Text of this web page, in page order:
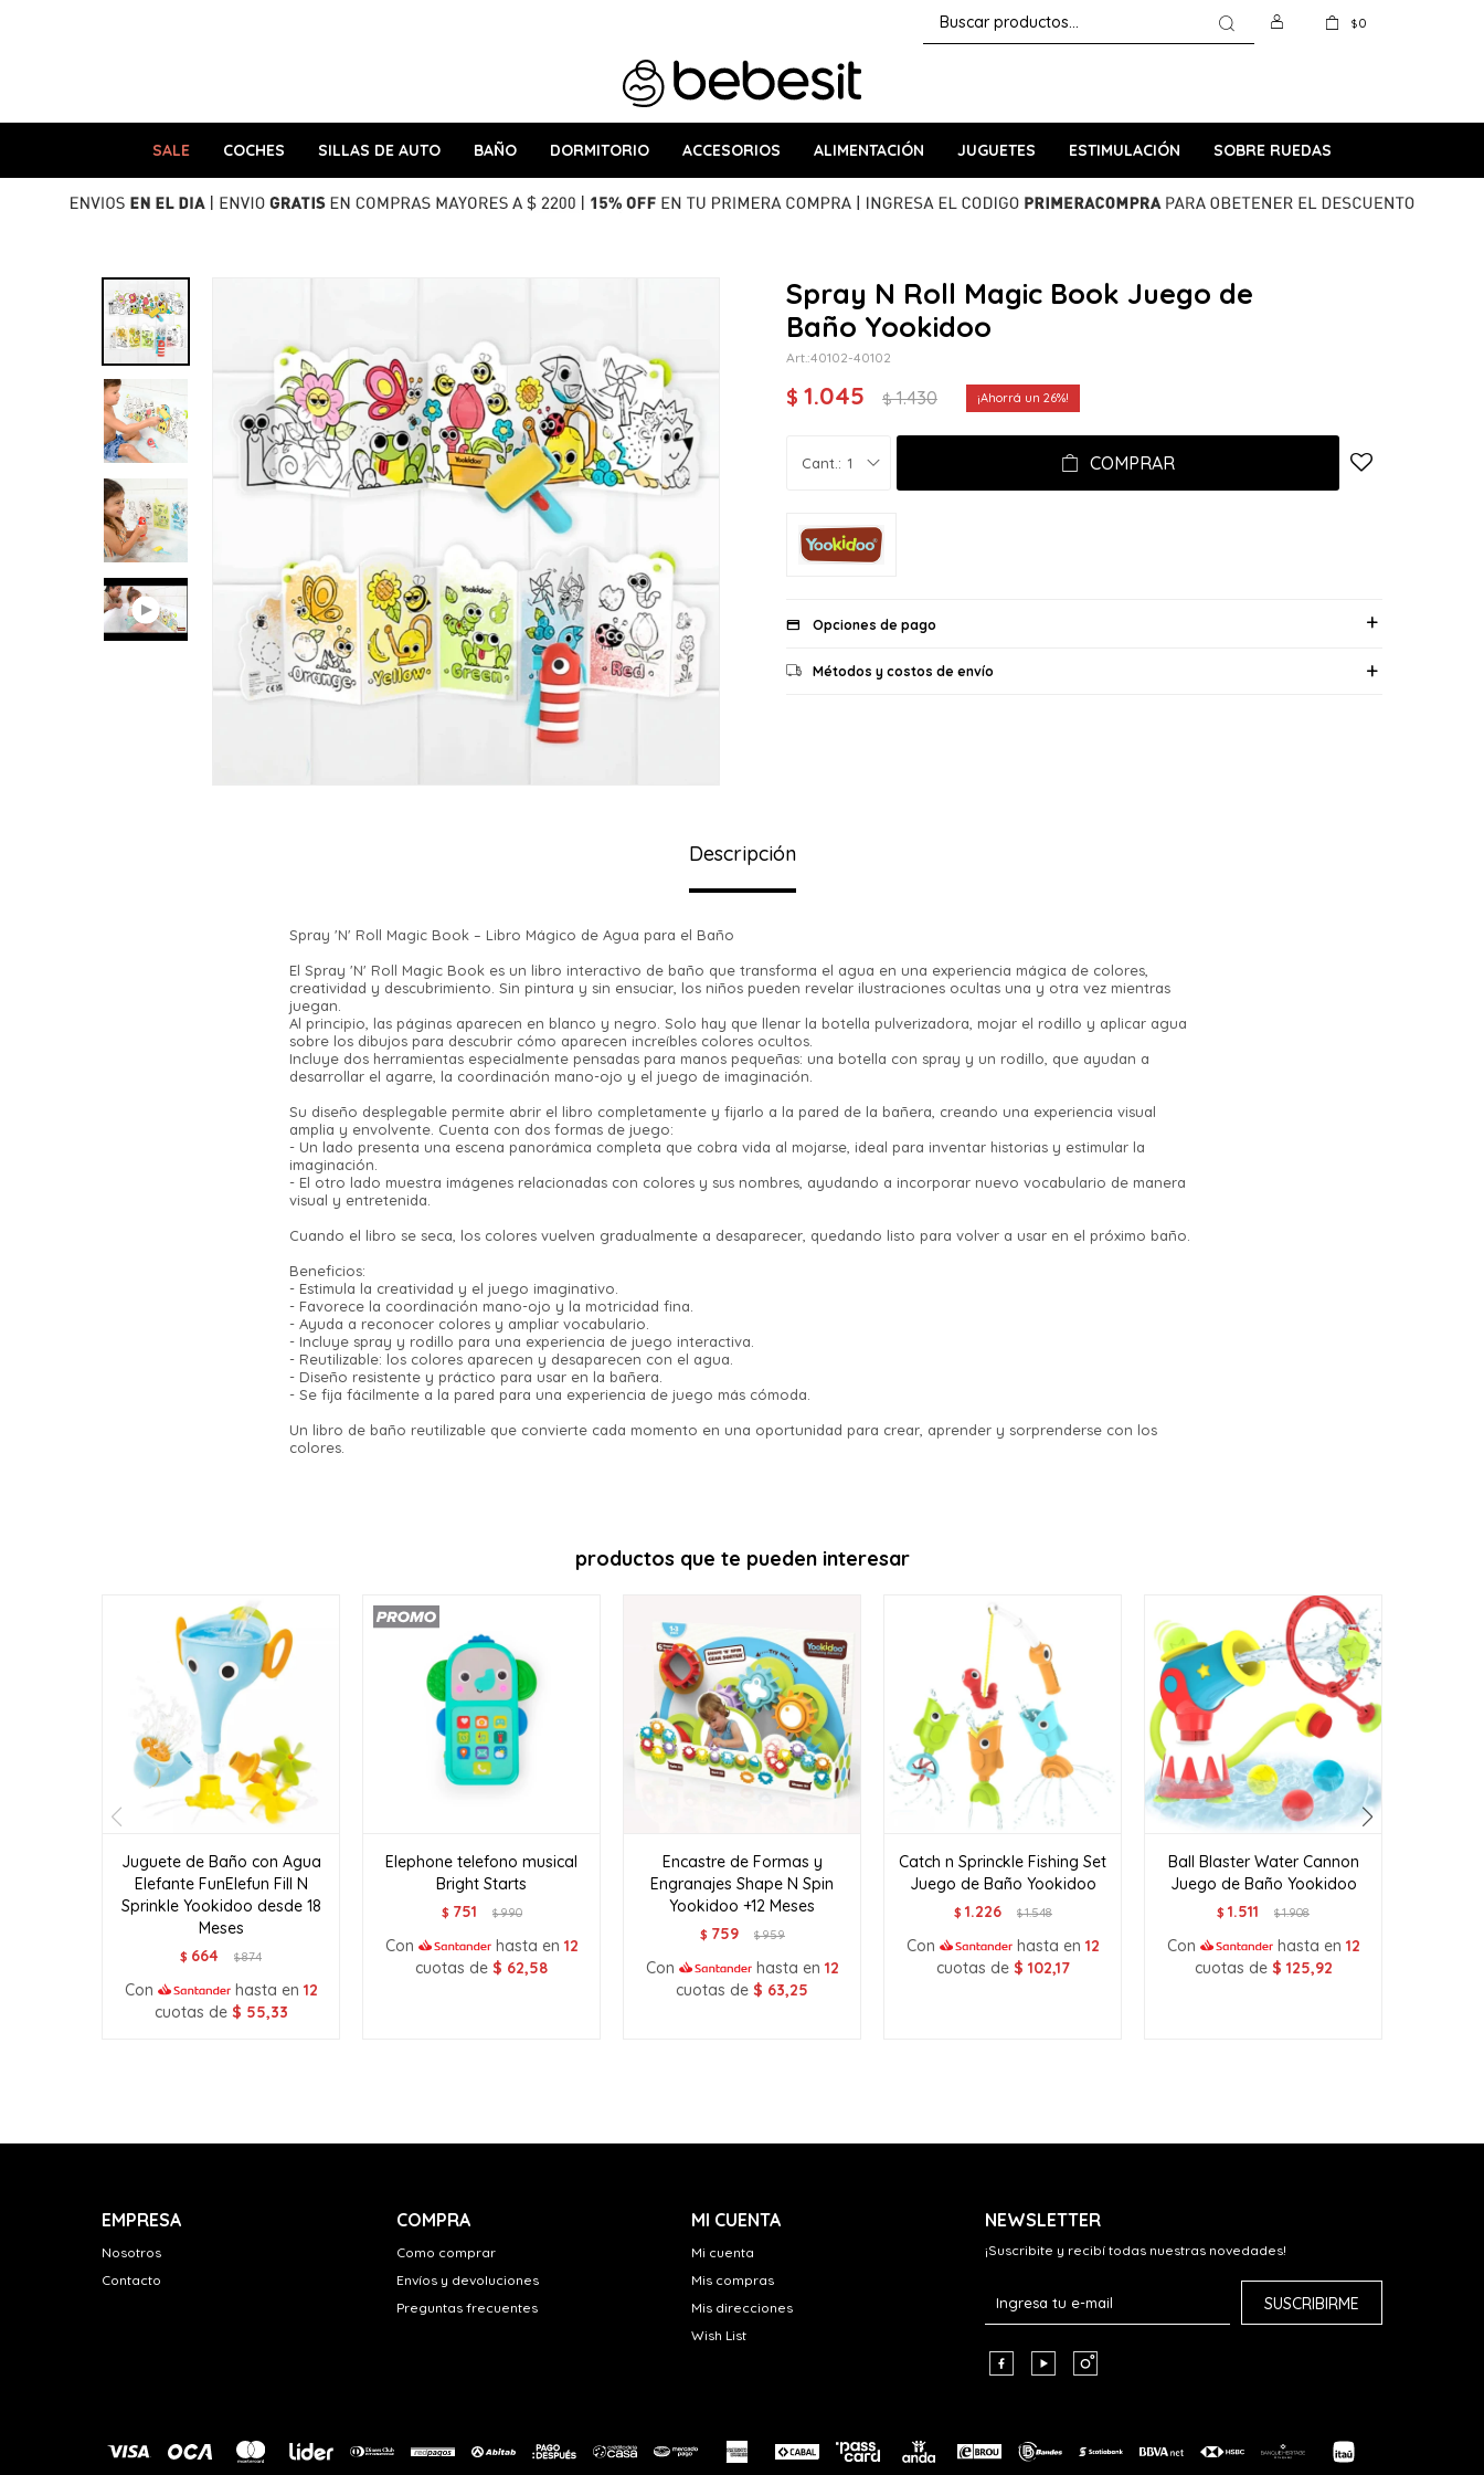
SALE COCHES SILLAS DE AUTO BAÑO DORMITORIO ACCESORIOS ALIMENTACIÓN JUGUETES ESTIMULACIÓN SOBRE RUEDAS
$0
Spray N Roll Magic Book Juego de
Baño Yookidoo
40102-40102
$ 1.045 $ 1.430 26
1 COMPRAR
Opciones de pago
Métodos y costos de envío
Descripción
Spray 'N' Roll Magic Book – Libro Mágico de Agua para el Baño
El Spray 'N' Roll Magic Book es un libro interactivo de baño que transforma el agua en una experiencia mágica de colores,
creatividad y descubrimiento. Sin pintura y sin ensuciar, los niños pueden revelar ilustraciones ocultas una y otra vez mientras
juegan.
Al principio, las páginas aparecen en blanco y negro. Solo hay que llenar la botella pulverizadora, mojar el rodillo y aplicar agua
sobre los dibujos para descubrir cómo aparecen increíbles colores ocultos.
Incluye dos herramientas especialmente pensadas para manos pequeñas: una botella con spray y un rodillo, que ayudan a
desarrollar el agarre, la coordinación mano-ojo y el juego de imaginación.
Su diseño desplegable permite abrir el libro completamente y fijarlo a la pared de la bañera, creando una experiencia visual
amplia y envolvente. Cuenta con dos formas de juego:
- Un lado presenta una escena panorámica completa que cobra vida al mojarse, ideal para inventar historias y estimular la
imaginación.
- El otro lado muestra imágenes relacionadas con colores y sus nombres, ayudando a incorporar nuevo vocabulario de manera
visual y entretenida.
Cuando el libro se seca, los colores vuelven gradualmente a desaparecer, quedando listo para volver a usar en el próximo baño.
Beneficios:
- Estimula la creatividad y el juego imaginativo.
- Favorece la coordinación mano-ojo y la motricidad fina.
- Ayuda a reconocer colores y ampliar vocabulario.
- Incluye spray y rodillo para una experiencia de juego interactiva.
- Reutilizable: los colores aparecen y desaparecen con el agua.
- Diseño resistente y práctico para usar en la bañera.
- Se fija fácilmente a la pared para una experiencia de juego más cómoda.
Un libro de baño reutilizable que convierte cada momento en una oportunidad para crear, aprender y sorprenderse con los
colores.
productos que te pueden interesar
Juguete de Baño con Agua
Elefante FunElefun Fill N
Sprinkle Yookidoo desde 18
Meses
$ 664 $874
Con hasta en 12
cuotas de $ 55,33
Elephone telefono musical
Bright Starts
$ 751 $990
Con hasta en 12
cuotas de $ 62,58
Encastre de Formas y
Engranajes Shape N Spin
Yookidoo +12 Meses
$ 759 $959
Con hasta en 12
cuotas de $ 63,25
Catch n Sprinckle Fishing Set
Juego de Baño Yookidoo
$ 1.226 $1.548
Con hasta en 12
cuotas de $ 102,17
Ball Blaster Water Cannon
Juego de Baño Yookidoo
$ 1.511 $1.908
Con hasta en 12
cuotas de $ 125,92
Comprá ahora y Pagá
tarjeta de crédito
¡Sumate a la forma más ágil de comprar!
12 cuotas * ¡Solo con tu cédula!
con Pago Después:
Celular
Fecha de nacimiento
Estás calificado para comprar usando Pago
¡Tenés hasta
para comprar en las cuotas
que prefieras!
Elegí tus productos preferidos
Elegís Pago Después como metodo
* sujeto a aprobación crediticia. El monto disponible
Parece que no tenes oferta, lamentamos el
inconveniente, por cualquier duda
contactanos en
preguntas@pagodespues.com.uy
¡Algo salió mal!
Por favor intenta nuevamente mas tarde.
EMPRESA
Nosotros
Contacto
COMPRA
Como comprar
Envíos y devoluciones
Preguntas frecuentes
MI CUENTA
Mi cuenta
Mis compras
Mis direcciones
Wish List
NEWSLETTER
¡Suscribite y recibí todas nuestras novedades!
SUSCRIBIRME
  